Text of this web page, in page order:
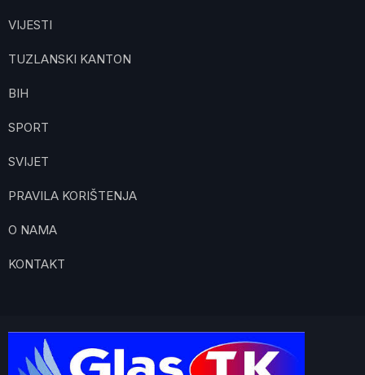
VIJESTI
TUZLANSKI KANTON
BIH
SPORT
SVIJET
PRAVILA KORIŠTENJA
O NAMA
KONTAKT